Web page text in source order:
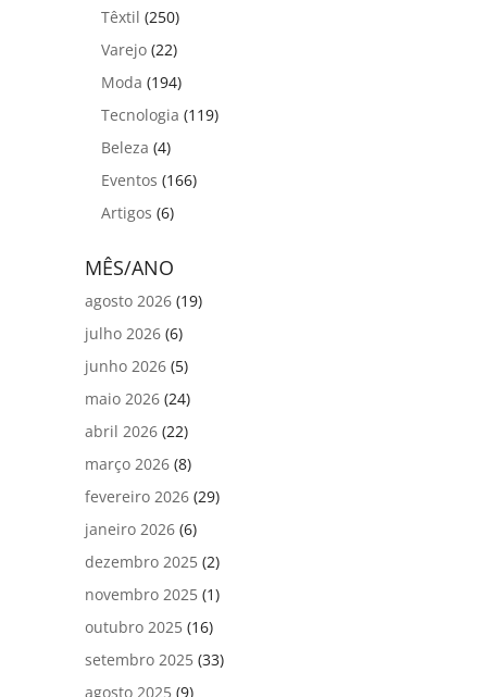
Têxtil (250)
Varejo (22)
Moda (194)
Tecnologia (119)
Beleza (4)
Eventos (166)
Artigos (6)
MÊS/ANO
agosto 2026 (19)
julho 2026 (6)
junho 2026 (5)
maio 2026 (24)
abril 2026 (22)
março 2026 (8)
fevereiro 2026 (29)
janeiro 2026 (6)
dezembro 2025 (2)
novembro 2025 (1)
outubro 2025 (16)
setembro 2025 (33)
agosto 2025 (9)